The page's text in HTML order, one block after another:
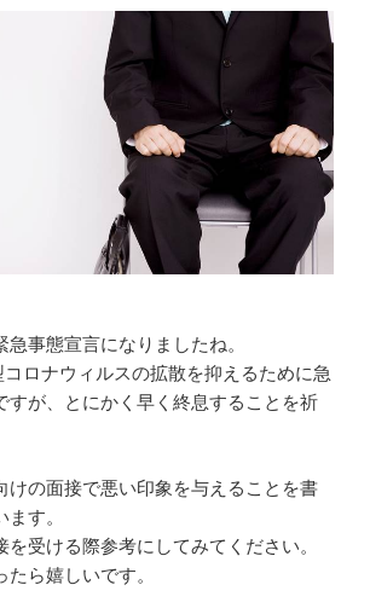
事態宣言になりましたね。
ロナウィルスの拡散を抑えるために急
すが、とにかく早く終息することを祈
けの面接で悪い印象を与えることを書
す。
受ける際参考にしてみてください。
ら嬉しいです。